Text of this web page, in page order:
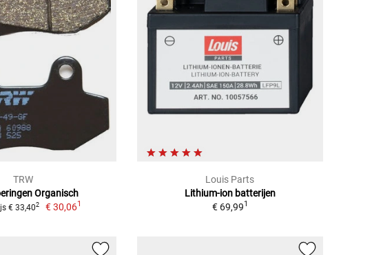
TRW
Organisch
€ 33,402 € 30,061
Louis Parts
Lithium-ion batterijen
€ 69,991